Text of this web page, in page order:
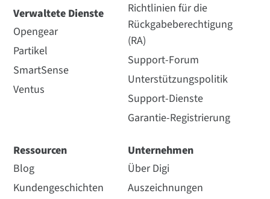
Verwaltete Dienste
Opengear
Partikel
SmartSense
Ventus
Richtlinien für die
Rückgabeberechtigung
(RA)
Support-Forum
Unterstützungspolitik
Support-Dienste
Garantie-Registrierung
Ressourcen
Blog
Kundengeschichten
Unternehmen
Über Digi
Auszeichnungen